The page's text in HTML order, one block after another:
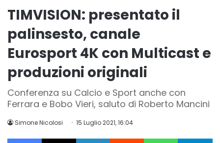
TIMVISION: presentato il
palinsesto, canale
Eurosport 4K con Multicast e
produzioni originali
Conferenza su Calcio e Sport anche con
Ferrara e Bobo Vieri, saluto di Roberto Mancini
Simone Nicolosi 15 Luglio 2021, 16:04
Facebook X LinkedIn Reddit WhatsApp